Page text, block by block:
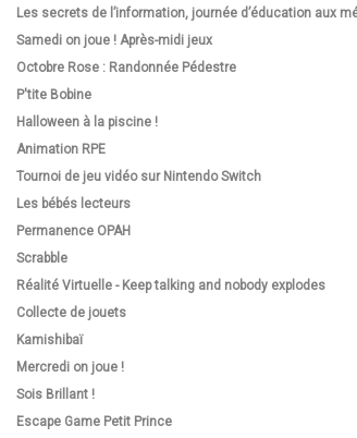
Les secrets de l’information, journée d’éducation aux
Samedi on joue ! Après-midi jeux
Octobre Rose : Randonnée Pédestre
P'tite Bobine
Halloween à la piscine !
Animation RPE
Tournoi de jeu vidéo sur Nintendo Switch
Les bébés lecteurs
Permanence OPAH
Scrabble
Réalité Virtuelle - Keep talking and nobody explodes
Collecte de jouets
Kamishibaï
Mercredi on joue !
Sois Brillant !
Escape Game Petit Prince